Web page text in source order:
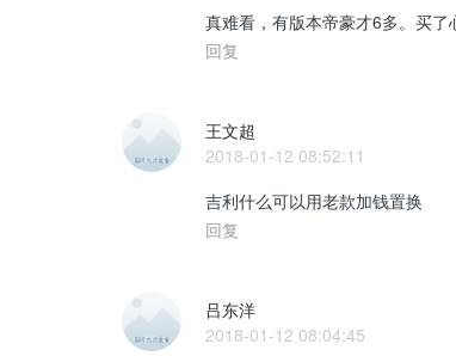
真难看，有版本帝豪才6多。买了
回复
王文超
2018-01-12 08:52:11
吉利什么可以用老款加钱置换
回复
吕东洋
2018-01-12 08:04:45